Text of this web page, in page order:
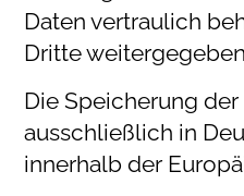
Daten vertraulich
Dritte
Die Speicherung
ausschließlich in
innerhalb der